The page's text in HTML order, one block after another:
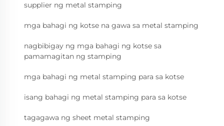
supplier ng metal stamping
mga bahagi ng kotse na gawa sa metal stamping
nagbibigay ng mga bahagi ng kotse sa
pamamagitan ng stamping
mga bahagi ng metal stamping para sa kotse
isang bahagi ng metal stamping para sa kotse
tagagawa ng sheet metal stamping